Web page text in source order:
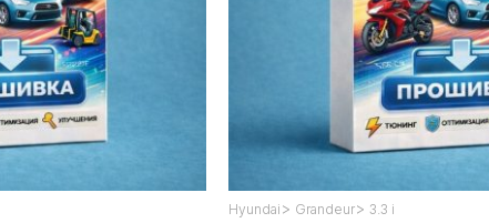
Hyundai > Grandeur> 3.3 i